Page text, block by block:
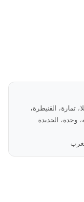
تمارة، القنيطرة،
وجدة، الجديدة